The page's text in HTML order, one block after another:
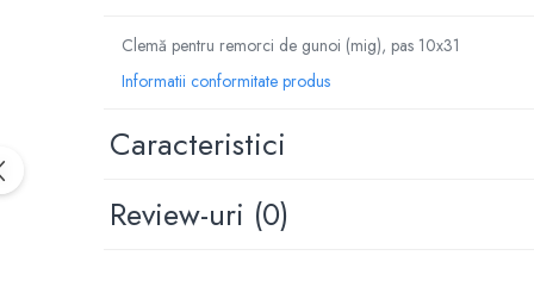
1.7.1 Cablu frana
1.7.2. Placute de frana
1.7.3. Simeringuri sistem franare
1.7.4. Piese si accesorii frana
Clemă pentru remorci de gunoi (mig), pas 10x31
Informatii conformitate produs
Caracteristici
Review-uri (0)